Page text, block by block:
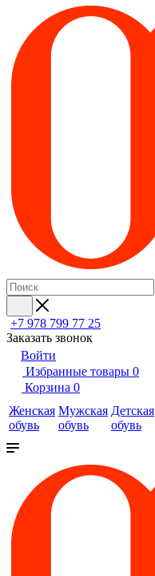
+7 978 799 77 25
Заказать звонок
Войти
Избранные товары 0
Корзина 0
Женская
обувь
Мужская
обувь
Детская
обувь